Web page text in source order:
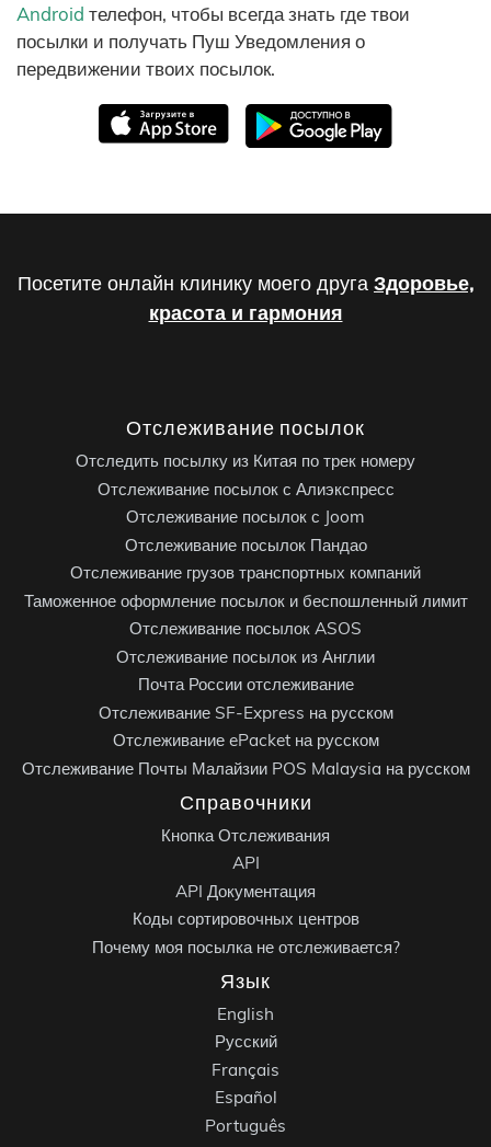
Android телефон, чтобы всегда знать где твои
посылки и получать Пуш Уведомления о
передвижении твоих посылок.
Посетите онлайн клинику моего друга Здоровье,
красота и гармония
Отслеживание посылок
Отследить посылку из Китая по трек номеру
Отслеживание посылок с Алиэкспресс
Отслеживание посылок с Joom
Отслеживание посылок Пандао
Отслеживание грузов транспортных компаний
Таможенное оформление посылок и беспошленный лимит
Отслеживание посылок ASOS
Отслеживание посылок из Англии
Почта России отслеживание
Отслеживание SF-Express на русском
Отслеживание ePacket на русском
Отслеживание Почты Малайзии POS Malaysia на русском
Справочники
Кнопка Отслеживания
API
API Документация
Коды сортировочных центров
Почему моя посылка не отслеживается?
Язык
English
Русский
Français
Español
Português